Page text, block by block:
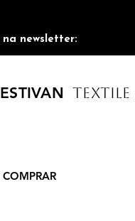
na newsletter:
COMPRAR